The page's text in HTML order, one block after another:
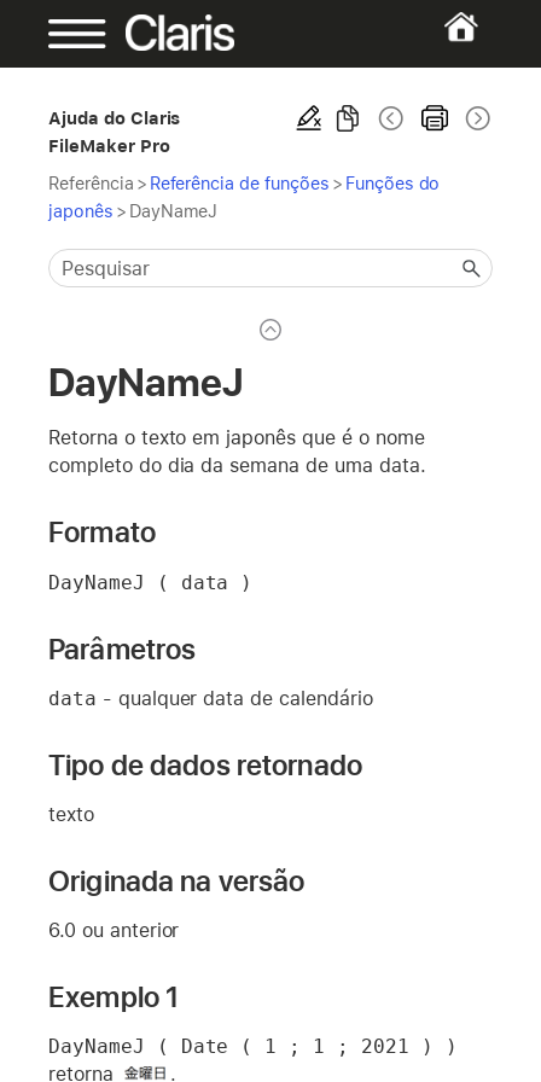
Ajuda do Claris
FileMaker Pro
Referência > Referência de funções > Funções do
japonês > DayNameJ
DayNameJ
Retorna o texto em japonês que é o nome
completo do dia da semana de uma data.
Formato
DayNameJ ( data )
Parâmetros
data - qualquer data de calendário
Tipo de dados retornado
texto
Originada na versão
6.0 ou anterior
Exemplo 1
DayNameJ ( Date ( 1 ; 1 ; 2021 ) )
retorna
.